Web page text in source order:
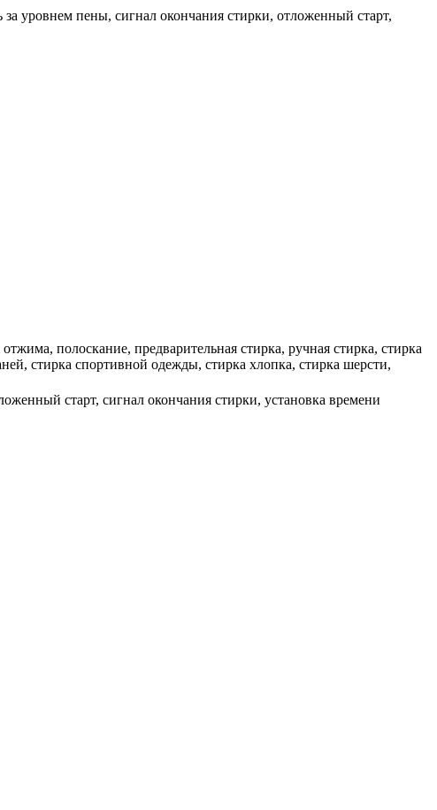
уровнем пены, сигнал окончания стирки, отложенный старт,
полоскание, предварительная стирка, ручная стирка, стирка
стирка спортивной одежды, стирка хлопка, стирка шерсти,
старт, сигнал окончания стирки, установка времени